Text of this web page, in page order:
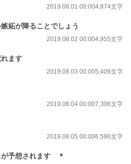
)
2019.08.01 00:004,874文字
妬が降ることでしょう
2019.08.02 00:004,955文字
ます
2019.08.03 00:005,409文字
2019.08.04 00:007,306文字
2019.08.05 00:006,596文字
が予想されます ＊